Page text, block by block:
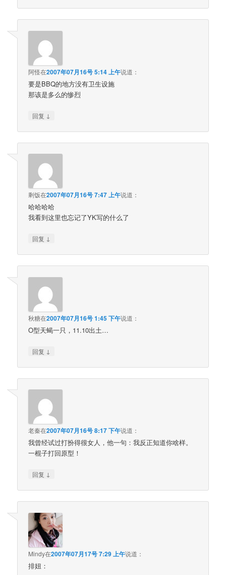
阿怪在2007年07月16号 5:14 上午说道：
要是BBQ的地方没有卫生设施
那该是多么的惨烈
回复 ↓
剩饭在2007年07月16号 7:47 上午说道：
哈哈哈哈
我看到这里也忘记了YK写的什么了
回复 ↓
秋糖在2007年07月16号 1:45 下午说道：
O型天蝎一只，11.10出土…
回复 ↓
老秦在2007年07月16号 8:17 下午说道：
我曾经试过打扮得很女人，他一句：我反正知道你啥样。
一棍子打回原型！
回复 ↓
Mindy在2007年07月17号 7:29 上午说道：
排妞：